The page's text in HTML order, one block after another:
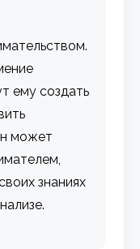
ему создать
может
знаниях